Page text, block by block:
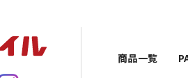
商品一覧